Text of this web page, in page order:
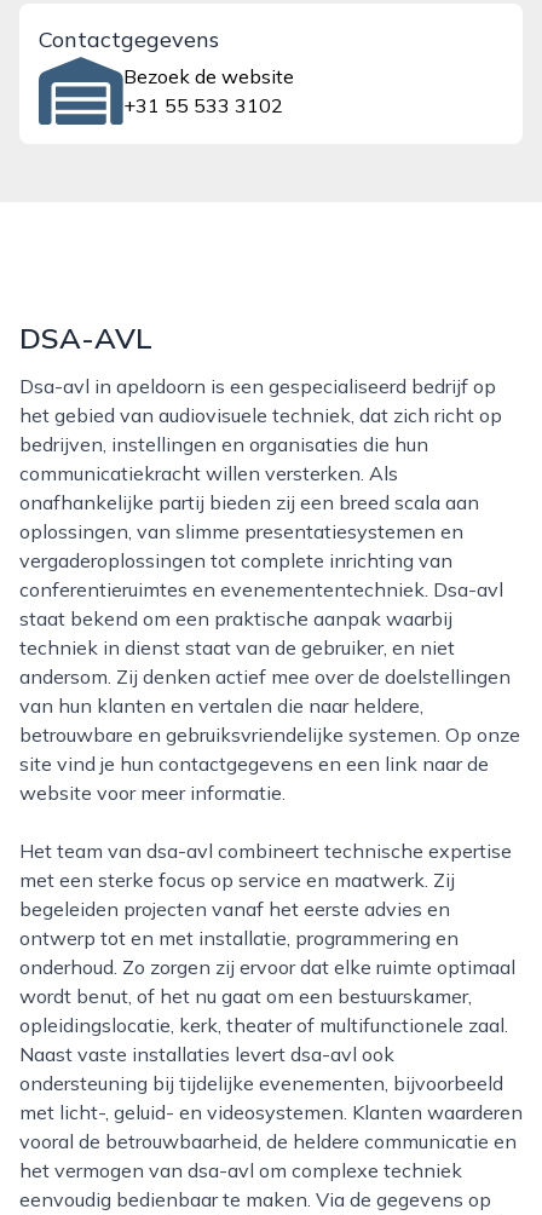
Contactgegevens
Bezoek de website
+31 55 533 3102
DSA-AVL
Dsa-avl in apeldoorn is een gespecialiseerd bedrijf op
het gebied van audiovisuele techniek, dat zich richt op
bedrijven, instellingen en organisaties die hun
communicatiekracht willen versterken. Als
onafhankelijke partij bieden zij een breed scala aan
oplossingen, van slimme presentatiesystemen en
vergaderoplossingen tot complete inrichting van
conferentieruimtes en evenemententechniek. Dsa-avl
staat bekend om een praktische aanpak waarbij
techniek in dienst staat van de gebruiker, en niet
andersom. Zij denken actief mee over de doelstellingen
van hun klanten en vertalen die naar heldere,
betrouwbare en gebruiksvriendelijke systemen. Op onze
site vind je hun contactgegevens en een link naar de
website voor meer informatie.
Het team van dsa-avl combineert technische expertise
met een sterke focus op service en maatwerk. Zij
begeleiden projecten vanaf het eerste advies en
ontwerp tot en met installatie, programmering en
onderhoud. Zo zorgen zij ervoor dat elke ruimte optimaal
wordt benut, of het nu gaat om een bestuurskamer,
opleidingslocatie, kerk, theater of multifunctionele zaal.
Naast vaste installaties levert dsa-avl ook
ondersteuning bij tijdelijke evenementen, bijvoorbeeld
met licht-, geluid- en videosystemen. Klanten waarderen
vooral de betrouwbaarheid, de heldere communicatie en
het vermogen van dsa-avl om complexe techniek
eenvoudig bedienbaar te maken. Via de gegevens op